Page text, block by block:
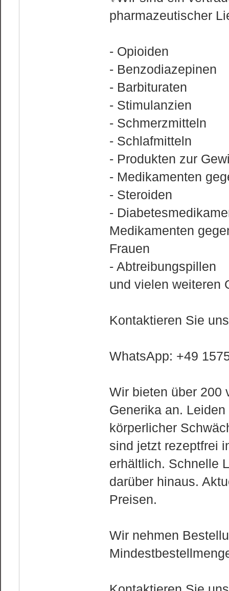
pharmazeutischer
- Opioiden
- Benzodiazepinen
- Barbituraten
- Stimulanzien
- Schmerzmitteln
- Schlafmitteln
- Produkten zur
- Medikamenten
- Steroiden
-
Medikamenten
Frauen
- Abtreibungspillen
und vielen weiteren
Kontaktieren Sie
WhatsApp: +49
Wir bieten über 200
Generika an.
körperlicher
sind jetzt rezeptfrei
erhältlich. Schnelle
darüber hinaus.
Preisen.
Wir nehmen